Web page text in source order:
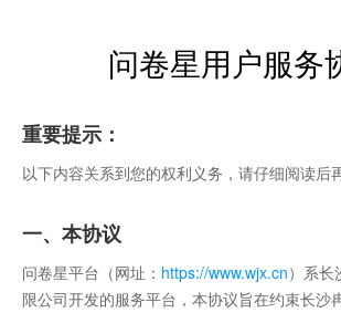
问卷星用户服务
重要提示：
以下内容关系到您的权利义务，请仔细阅读后
一、本协议
问卷星平台（网址： https://www.wjx.cn）系长
限公司开发的服务平台，本协议旨在约束长沙